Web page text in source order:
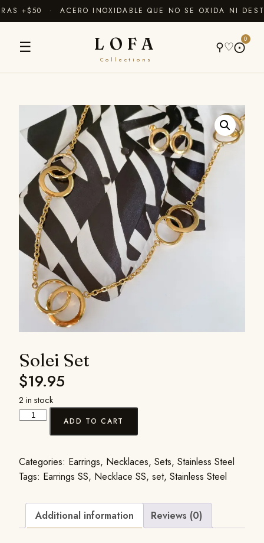
+$50 · ACERO INOXIDABLE QUE NO SE OXIDA NI
☰ LOFA
Collections
⚲♡⨀
0
Solei Set
$19.95
2 in stock
ADD TO CART
Categories: Earrings, Necklaces, Sets, Stainless Steel
Tags: Earrings SS, Necklace SS, set, Stainless Steel
Additional information Reviews (0)